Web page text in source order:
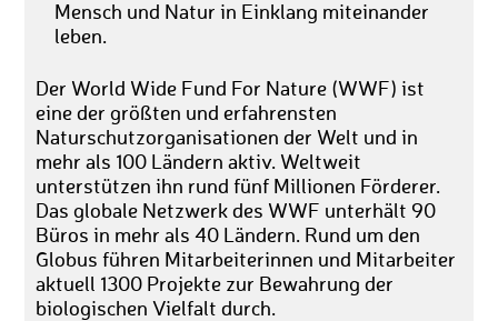
Mensch und Natur in Einklang miteinander
leben.
Der World Wide Fund For Nature (WWF) ist
eine der größten und erfahrensten
Naturschutzorganisationen der Welt und in
mehr als 100 Ländern aktiv. Weltweit
unterstützen ihn rund fünf Millionen Förderer.
Das globale Netzwerk des WWF unterhält 90
Büros in mehr als 40 Ländern. Rund um den
Globus führen Mitarbeiterinnen und Mitarbeiter
aktuell 1300 Projekte zur Bewahrung der
biologischen Vielfalt durch.